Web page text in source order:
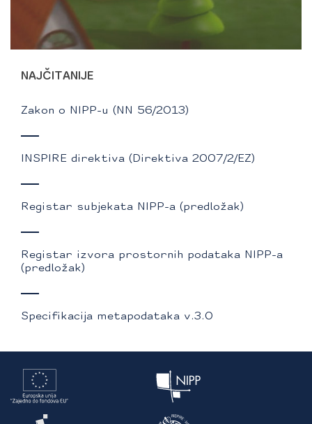
NAJČITANIJE
Zakon o NIPP-u (NN 56/2013)
INSPIRE direktiva (Direktiva 2007/2/EZ)
Registar subjekata NIPP-a (predložak)
Registar izvora prostornih podataka NIPP-a
(predložak)
Specifikacija metapodataka v.3.0